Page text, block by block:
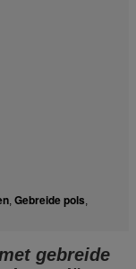
, Gebreide pols,
gebreide